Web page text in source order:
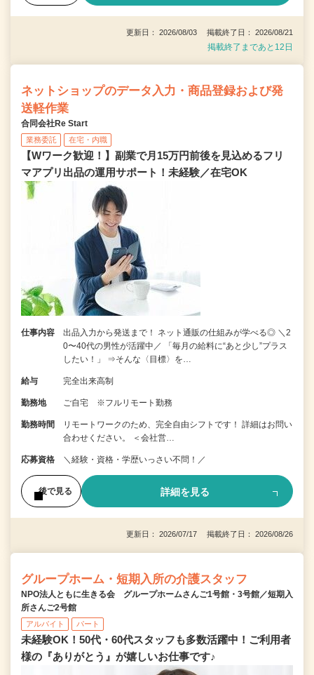
更新日： 2026/08/03 掲載終了日： 2026/08/21
掲載終了まであと12日
ネットショップのデータ入力・商品登録および発
送軽作業
合同会社Re Start
業務委託 在宅・内職
【Wワーク歓迎！】副業で月15万円前後を見込めるフリ
マアプリ出品の運用サポート！未経験／在宅OK
仕事内容
出品入力から発送まで！ ネット通販の仕組みが学べる◎ ＼2
0〜40代の男性が活躍中／ 「毎月の給料に“あと少し”プラス
したい！」 ⇒そんな〈目標〉を…
給与 完全出来高制
勤務地 ご自宅 ※フルリモート勤務
勤務時間
リモートワークのため、完全自由シフトです！ 詳細はお問い
合わせください。 ＜会社営…
応募資格 ＼経験・資格・学歴いっさい不問！／
後で見る 詳細を見る
更新日： 2026/07/17 掲載終了日： 2026/08/26
グループホーム・短期入所の介護スタッフ
NPO法人ともに生きる会 グループホームさんご1号館・3号館／短期入
所さんご2号館
アルバイト パート
未経験OK！50代・60代スタッフも多数活躍中！ご利用者
様の『ありがとう』が嬉しいお仕事です♪